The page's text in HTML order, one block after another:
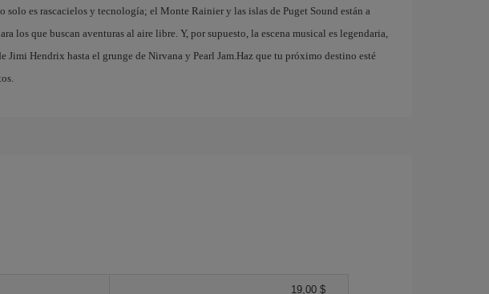
solo es rascacielos y tecnología; el Monte Rainier y las islas de Puget Sound están a
los que buscan aventuras al aire libre. Y, por supuesto, la escena musical es legendaria,
Jimi Hendrix hasta el grunge de Nirvana y Pearl Jam.Haz que tu próximo destino esté
19,00 $